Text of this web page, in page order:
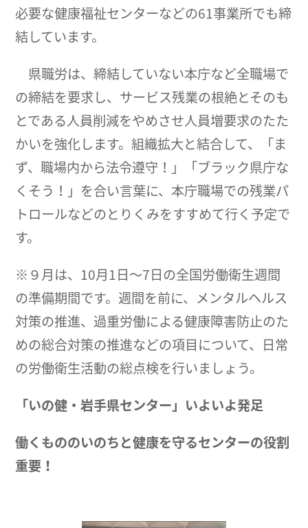
必要な健康福祉センターなどの61事業所でも締
結しています。
県職労は、締結していない本庁など全職場で
の締結を要求し、サービス残業の根絶とそのも
とである人員削減をやめさせ人員増要求のたた
かいを強化します。組織拡大と結合して、「ま
ず、職場内から法令遵守！」「ブラック県庁な
くそう！」を合い言葉に、本庁職場での残業パ
トロールなどのとりくみをすすめて行く予定で
す。
※９月は、10月1日～7日の全国労働衛生週間
の準備期間です。週間を前に、メンタルヘルス
対策の推進、過重労働による健康障害防止のた
めの総合対策の推進などの項目について、日常
の労働衛生活動の総点検を行いましょう。
「いの健・岩手県センター」いよいよ発足
働くもののいのちと健康を守るセンターの役割
重要！